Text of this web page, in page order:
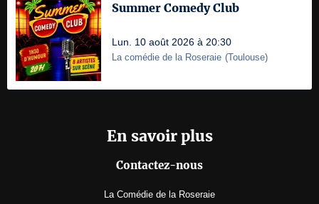
Summer Comedy Club
Lun. 10 août 2026 à 20:30
La comédie de la Roseraie (Toulouse)
En savoir plus
Contactez-nous
La Comédie de la Roseraie